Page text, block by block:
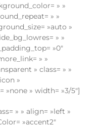
» »
» »
»auto »
» »
»0″
» »
» class= » »
»
» width= »3/5″]
» » align= »left »
»accent2″